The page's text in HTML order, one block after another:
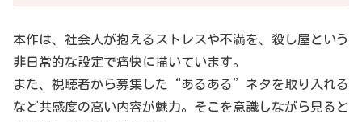
本作は、社会人が抱えるストレスや不満を、殺し屋という
非日常的な設定で痛快に描いています。
また、視聴者から募集した“あるある”ネタを取り入れる
など共感度の高い内容が魅力。そこを意識しながら見ると